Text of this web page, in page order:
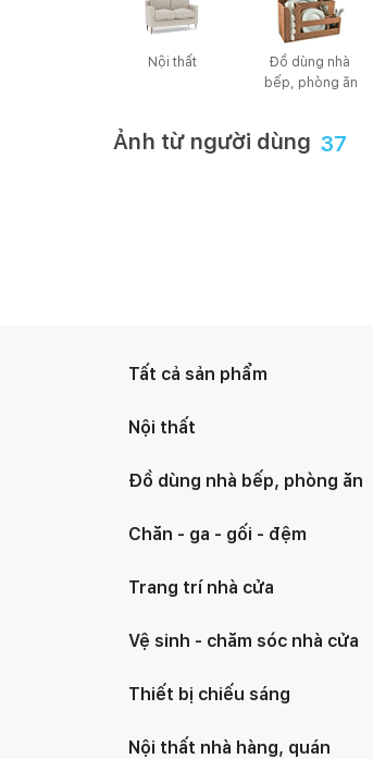
Nội thất
Đồ dùng nhà
bếp, phòng ăn
Ảnh từ người dùng 37
Tất cả sản phẩm
Nội thất
Đồ dùng nhà bếp, phòng ăn
Chăn - ga - gối - đệm
Trang trí nhà cửa
Vệ sinh - chăm sóc nhà cửa
Thiết bị chiếu sáng
Nội thất nhà hàng, quán